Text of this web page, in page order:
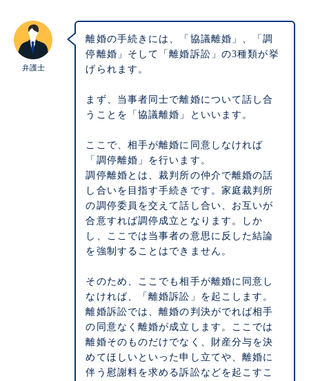
弁護士
離婚の手続きには、「協議離婚」、「調
停離婚」そして「離婚訴訟」の3種類が挙
げられます。
まず、当事者同士で離婚について話し合
うことを「協議離婚」といいます。
ここで、相手が離婚に同意しなければ
「調停離婚」を行います。
調停離婚とは、裁判所の仲介で離婚の話
し合いを目指す手続きです。家庭裁判所
の調停委員を交えて話し合い、お互いが
合意すれば調停成立となります。しか
し、ここでは当事者の意思に反した結論
を強制することはできません。
そのため、ここでも相手が離婚に同意し
なければ、「離婚訴訟」を起こします。
離婚訴訟では、離婚の判決がでれば相手
の同意なく離婚が成立します。ここでは
離婚そのものだけでなく、財産分与を決
めてほしいといった申し立てや、離婚に
伴う慰謝料を求める訴訟などを起こすこ